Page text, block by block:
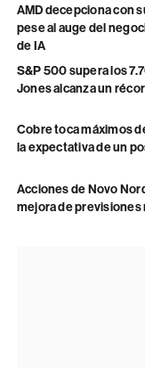
AMD decepciona con
pese al auge del
de IA
S&P 500 supera los
Jones alcanza un
Cobre toca máximos
la expectativa de un
Acciones de Novo
mejora de previsiones